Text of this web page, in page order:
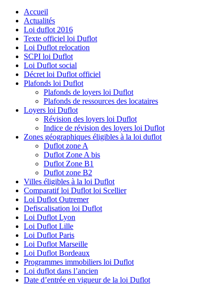
Accueil
Actualités
Loi duflot 2016
Texte officiel loi Duflot
Loi Duflot relocation
SCPI loi Duflot
Loi Duflot social
Décret loi Duflot officiel
Plafonds loi Duflot
Plafonds de loyers loi Duflot
Plafonds de ressources des locataires
Loyers loi Duflot
Révision des loyers loi Duflot
Indice de révision des loyers loi Duflot
Zones géographiques éligibles à la loi duflot
Duflot zone A
Duflot Zone A bis
Duflot Zone B1
Duflot zone B2
Villes éligibles à la loi Duflot
Comparatif loi Duflot loi Scellier
Loi Duflot Outremer
Defiscalisation loi Duflot
Loi Duflot Lyon
Loi Duflot Lille
Loi Duflot Paris
Loi Duflot Marseille
Loi Duflot Bordeaux
Programmes immobiliers loi Duflot
Loi duflot dans l’ancien
Date d’entrée en vigueur de la loi Duflot